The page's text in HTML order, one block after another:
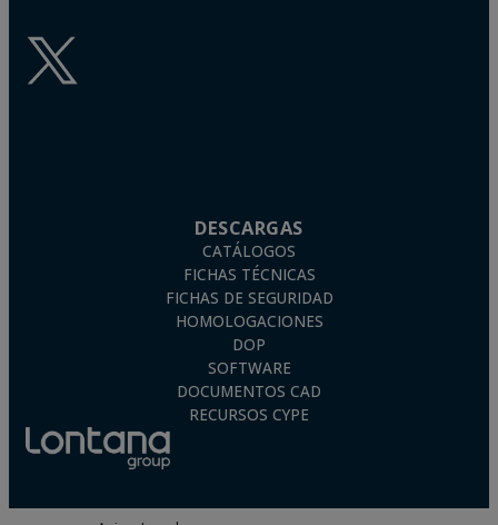
DESCARGAS
CATÁLOGOS
FICHAS TÉCNICAS
FICHAS DE SEGURIDAD
HOMOLOGACIONES
DOP
SOFTWARE
DOCUMENTOS CAD
RECURSOS CYPE